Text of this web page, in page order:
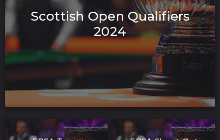
Scottish Open Qualifiers
2024